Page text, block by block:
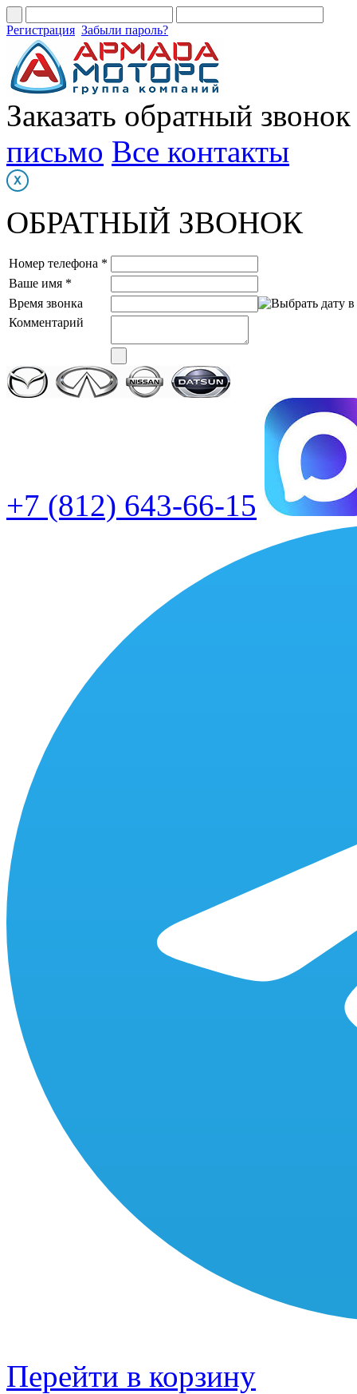
Регистрация Забыли пароль?
Заказать обратный звонок
письмо Все контакты
ОБРАТНЫЙ ЗВОНОК
Номер телефона *
Ваше имя *
Время звонка
Комментарий
+7 (812) 643-66-15
Перейти в корзину